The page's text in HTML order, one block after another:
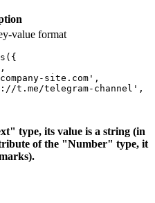
value format
site.com',
t.me/telegram-channel',
type, its value is a string (in
of the "Number" type, it